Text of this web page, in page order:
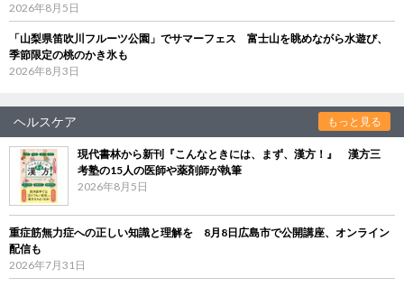
2026年8月5日
「山梨県笛吹川フルーツ公園」でサマーフェス 富士山を眺めながら水遊び、
季節限定の桃のかき氷も
2026年8月3日
ヘルスケア もっと見る
現代書林から新刊『こんなときには、まず、漢方！』 漢方三
考塾の15人の医師や薬剤師が執筆
2026年8月5日
重症筋無力症への正しい知識と理解を 8月8日広島市で公開講座、オンライン
配信も
2026年7月31日